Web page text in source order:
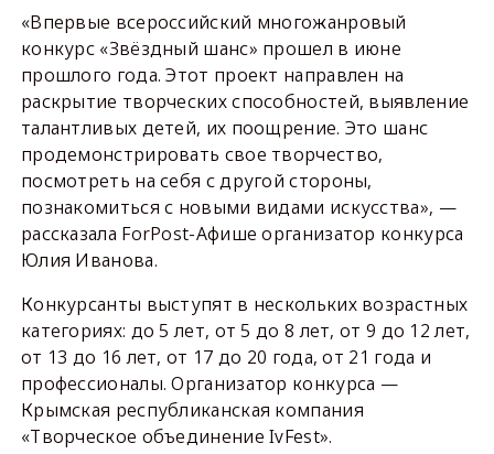
«Впервые всероссийский многожанровый
конкурс «Звёздный шанс» прошел в июне
прошлого года. Этот проект направлен на
раскрытие творческих способностей, выявление
талантливых детей, их поощрение. Это шанс
продемонстрировать свое творчество,
посмотреть на себя с другой стороны,
познакомиться с новыми видами искусства», —
рассказала ForPost-Афише организатор конкурса
Юлия Иванова.
Конкурсанты выступят в нескольких возрастных
категориях: до 5 лет, от 5 до 8 лет, от 9 до 12 лет,
от 13 до 16 лет, от 17 до 20 года, от 21 года и
профессионалы. Организатор конкурса —
Крымская республиканская компания
«Творческое объединение IvFest».